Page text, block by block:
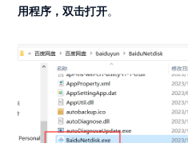
用程序，双击打开。